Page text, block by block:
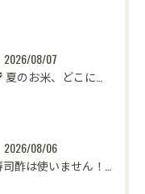
2026/08/07
2026/08/06